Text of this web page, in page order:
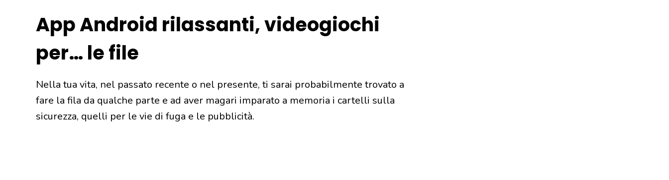
App Android rilassanti, videogiochi
per… le file
Nella tua vita, nel passato recente o nel presente, ti sarai probabilmente trovato a
fare la fila da qualche parte e ad aver magari imparato a memoria i cartelli sulla
sicurezza, quelli per le vie di fuga e le pubblicità.